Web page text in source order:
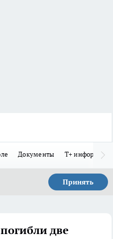
Документы Т+
Принять
две